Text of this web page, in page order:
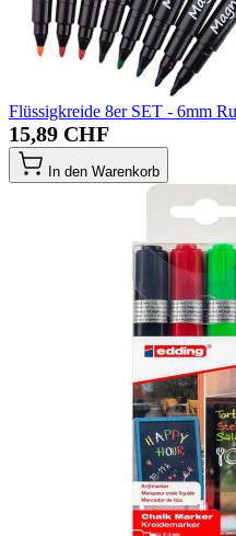
Flüssigkreide 8er SET - 6mm
15,89 CHF
In den Warenkorb